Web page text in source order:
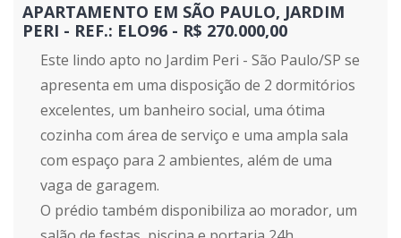
APARTAMENTO EM SÃO PAULO, JARDIM
PERI - REF.: ELO96 - R$ 270.000,00
Este lindo apto no Jardim Peri - São Paulo/SP se
apresenta em uma disposição de 2 dormitórios
excelentes, um banheiro social, uma ótima
cozinha com área de serviço e uma ampla sala
com espaço para 2 ambientes, além de uma
vaga de garagem.
O prédio também disponibiliza ao morador, um